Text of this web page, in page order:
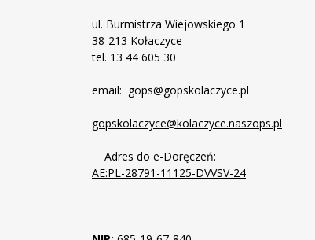
ul. Burmistrza Wiejowskiego 1
38-213 Kołaczyce
tel. 13 44 605 30
email: gops@gopskolaczyce.pl
gopskolaczyce@kolaczyce.naszops.pl
Adres do e-Doręczeń:
AE:PL-28791-11125-DVVSV-24